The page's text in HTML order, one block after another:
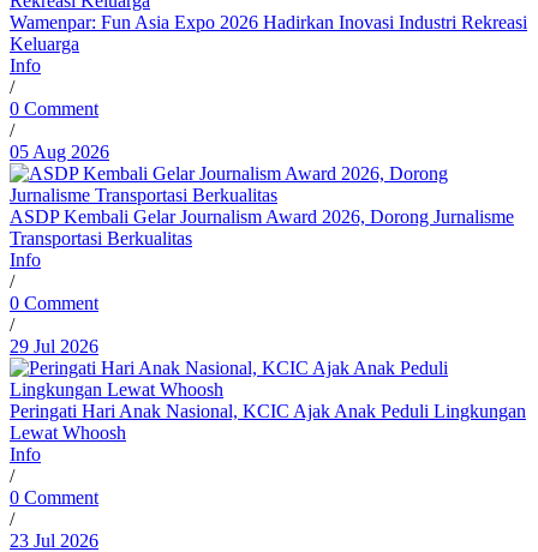
Wamenpar: Fun Asia Expo 2026 Hadirkan Inovasi Industri Rekreasi
Keluarga
Info
/
0 Comment
/
05 Aug 2026
ASDP Kembali Gelar Journalism Award 2026, Dorong Jurnalisme
Transportasi Berkualitas
Info
/
0 Comment
/
29 Jul 2026
Peringati Hari Anak Nasional, KCIC Ajak Anak Peduli Lingkungan
Lewat Whoosh
Info
/
0 Comment
/
23 Jul 2026